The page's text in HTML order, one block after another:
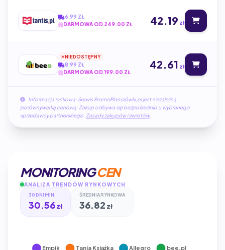
6.99 ZŁ
DARMOWA OD 249.00 ZŁ
42.19 zł
NIEDOSTĘPNY
8.99 ZŁ
DARMOWA OD 199.00 ZŁ
42.61 zł
Informacja rynkowa: Serwis PromoPlanszówki.pl jest niezależną
porównywarką cenową. Zakup odbywa się bezpośrednio u wybranego
sprzedawcy partnerskiego. Zasady zakupów i zwrotów.
MONITORINGCEN
ANALIZA TRENDÓW RYNKOWYCH
30 DNI MIN.
30.56 zł
ŚREDNIA RYNKOWA
36.82 zł